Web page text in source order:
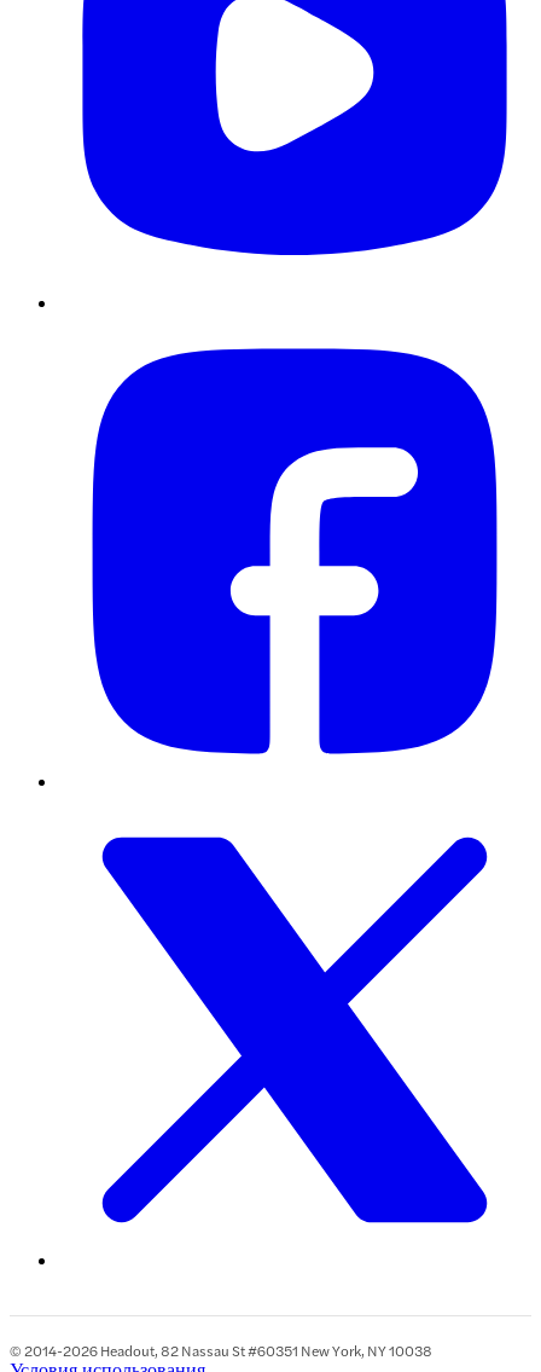
© 2014-2026 Headout, 82 Nassau St #60351 New York, NY 10038